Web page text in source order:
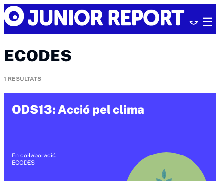
Skip
to
content
Junior
Report
ECODES
1 RESULTATS
ODS13: Acció pel clima
En col·laboració:
ECODES